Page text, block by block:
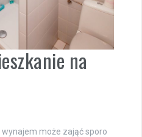
na
może zająć sporo